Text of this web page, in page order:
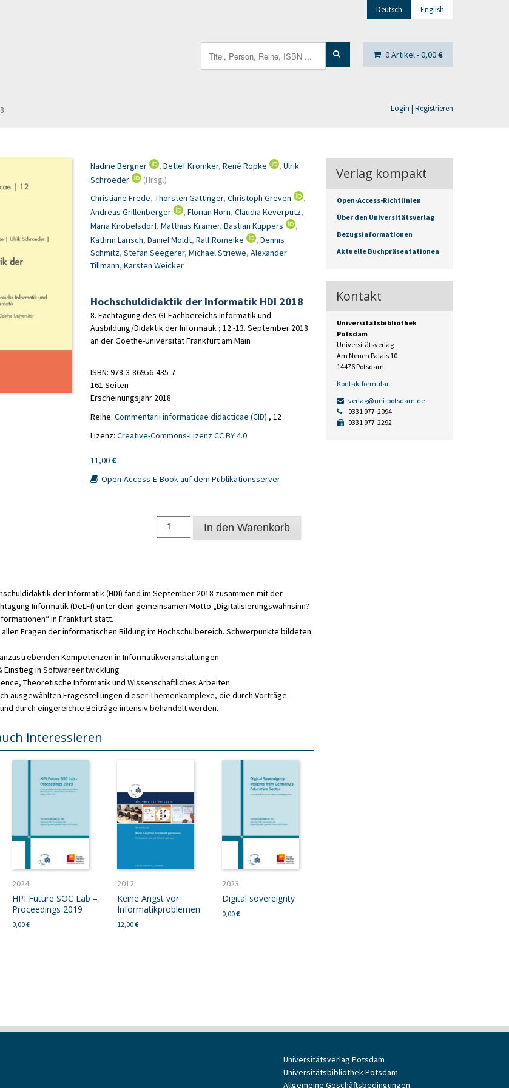
Deutsch English
0 Artikel -0,00€
Login | Registrieren
for:
Nadine Bergner , Detlef Krömker, René Röpke , Ulrik
Schroeder
(Hrsg.)
Christiane Frede, Thorsten Gattinger, Christoph Greven
,
Andreas Grillenberger
, Florian Horn, Claudia Keverpütz,
Maria Knobelsdorf, Matthias Kramer, Bastian Küppers
,
Kathrin Larisch, Daniel Moldt, Ralf Romeike , Dennis
Schmitz, Stefan Seegerer, Michael Striewe, Alexander
Tillmann, Karsten Weicker
Hochschuldidaktik der Informatik HDI 2018
8. Fachtagung des GI-Fachbereichs Informatik und
Ausbildung/Didaktik der Informatik ; 12.-13. September 2018
an der Goethe-Universität Frankfurt am Main
ISBN: 978-3-86956-435-7
161 Seiten
Erscheinungsjahr 2018
Reihe: Commentarii informaticae didacticae (CID) , 12
Lizenz: Creative-Commons-Lizenz CC BY 4.0
11,00€
Open-Access-E-Book auf dem Publikationsserver
HochschuldidaktikIn den Warenkorb
der Informatik (HDI) fand im September 2018 zusammen mit der
Informatik (DeLFI) unter dem gemeinsamen Motto „Digitalisierungswahnsinn?
in Frankfurt statt.
allen Fragen der informatischen Bildung im Hochschulbereich. Schwerpunkte bildeten
Kompetenzen in Informatikveranstaltungen
Einstieg in Softwareentwicklung
Theoretische Informatik und Wissenschaftliches Arbeiten
ausgewählten Fragestellungen dieser Themenkomplexe, die durch Vorträge
durch eingereichte Beiträge intensiv behandelt werden.
interessieren
2024
HPI Future SOC Lab –
Proceedings 2019
0,00€
2012
Keine Angst vor
Informatikproblemen
12,00€
2023
Digital sovereignty
0,00€
Verlag kompakt
Open-Access-Richtlinien
Über den Universitätsverlag
Bezugsinformationen
Aktuelle Buchpräsentationen
Kontakt
Universitätsbibliothek
Potsdam
Universitätsverlag
Am Neuen Palais 10
14476 Potsdam
Kontaktformular
verlag@uni-potsdam.de
0331 977-2094
0331 977-2292
Universitätsverlag Potsdam
Universitätsbibliothek Potsdam
Allgemeine Geschäftsbedingungen